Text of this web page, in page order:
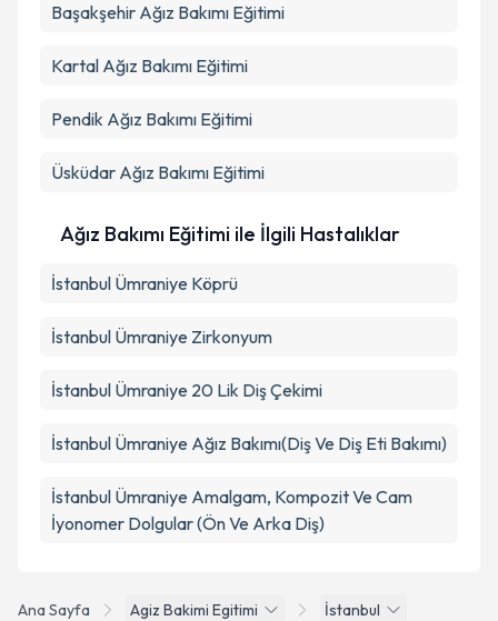
Ana Sayfa Agiz Bakimi Egitimi
İstanbul
Başakşehir Ağız Bakımı Eğitimi
Kartal Ağız Bakımı Eğitimi
Pendik Ağız Bakımı Eğitimi
Üsküdar Ağız Bakımı Eğitimi
Ağız Bakımı Eğitimi ile İlgili Hastalıklar
İstanbul Ümraniye Köprü
İstanbul Ümraniye Zirkonyum
İstanbul Ümraniye 20 Lik Diş Çekimi
İstanbul Ümraniye Ağız Bakımı(Diş Ve Diş Eti Bakımı)
İstanbul Ümraniye Amalgam, Kompozit Ve Cam
İyonomer Dolgular (Ön Ve Arka Diş)